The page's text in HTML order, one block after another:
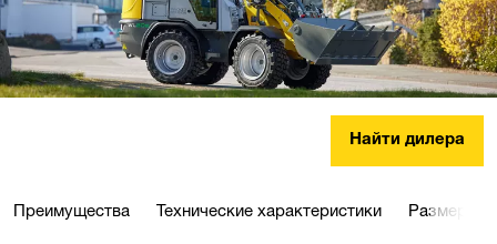
Найти дилера
Преимущества Технические характеристики Размеры